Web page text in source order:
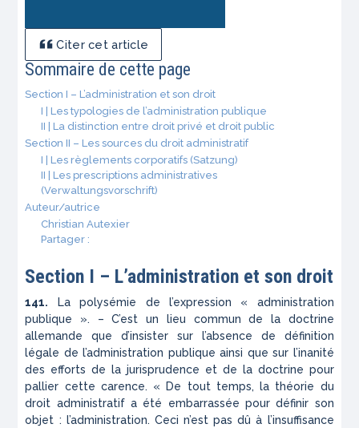
Citer cet article
Sommaire de cette page
Section I – L’administration et son droit
I | Les typologies de l’administration publique
II | La distinction entre droit privé et droit public
Section II – Les sources du droit administratif
I | Les règlements corporatifs (Satzung)
II | Les prescriptions administratives
(Verwaltungsvorschrift)
Auteur/autrice
Christian Autexier
Partager :
Section I – L’administration et son droit
141. La polysémie de l’expression « administration
publique ». – C’est un lieu commun de la doctrine
allemande que d’insister sur l’absence de définition
légale de l’administration publique ainsi que sur l’inanité
des efforts de la jurisprudence et de la doctrine pour
pallier cette carence. « De tout temps, la théorie du
droit administratif a été embarrassée pour définir son
objet : l’administration. Ceci n’est pas dû à l’insuffisance